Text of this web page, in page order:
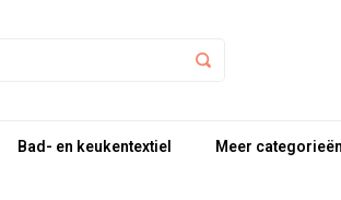
Bad- en keukentextiel Meer categorieën